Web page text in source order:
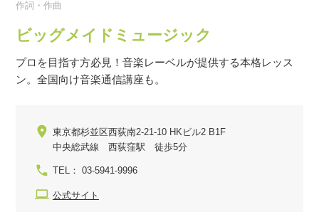
作詞・作曲
ビッグメイドミュージック
プロを目指す方必見！音楽レーベルが提供する本格レッス
ン。全国向け音楽通信講座も。
東京都杉並区西荻南2-21-10 HKビル2 B1F
中央総武線 西荻窪駅 徒歩5分
TEL： 03-5941-9996
公式サイト